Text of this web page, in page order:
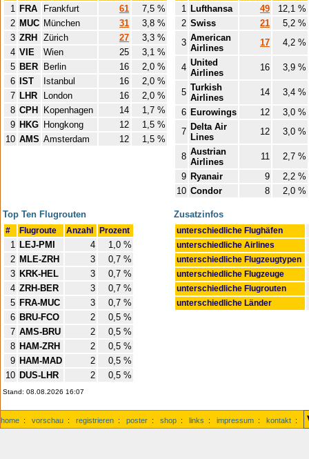
1 FRA Frankfurt 61
7,5 %
2 MUC München 31
3,8 %
3 ZRH Zürich 27
3,3 %
4 VIE Wien 25
3,1 %
5 BER Berlin 16
2,0 %
6
IST Istanbul 16
2,0 %
7 LHR London 16
2,0 %
8 CPH Kopenhagen 14
1,7 %
9 HKG Hongkong 12
1,5 %
10 AMS Amsterdam 12 1,5 %
1 Lufthansa 49
12,1 %
2 Swiss 21
5,2 %
3 American
Airlines
17 4,2 %
4 United
Airlines
16 3,9 %
5 Turkish
Airlines
14
3,4 %
6 Eurowings 12
3,0 %
7 Delta Air
Lines
12 3,0 %
8 Austrian
Airlines
11
2,7 %
9 Ryanair 9
2,2 %
10 Condor 8 2,0 %
Top Ten Flugrouten
# Flugroute Anzahl Prozent
1 LEJ-PMI 4
1,0 %
2 MLE-ZRH 3
0,7 %
3 KRK-HEL 3
0,7 %
4 ZRH-BER 3
0,7 %
5 FRA-MUC 3
0,7 %
6 BRU-FCO 2
0,5 %
7 AMS-BRU 2
0,5 %
8 HAM-ZRH 2
0,5 %
9 HAM-MAD 2
0,5 %
10 DUS-LHR 2 0,5 %
Zusatzinfos
unterschiedliche Flughäfen
unterschiedliche Airlines
unterschiedliche Flugzeugtypen
unterschiedliche Flugzeuge
unterschiedliche Flugrouten
unterschiedliche Länder
Stand: 08.08.2026 16:07
home : vorschau : registrieren : poster : shop : links : impressum : kontakt :